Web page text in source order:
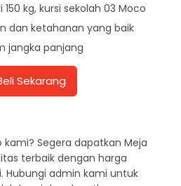
kg, kursi sekolah 03 Moco
dan ketahanan yang baik
jangka panjang
Sekarang
Segera dapatkan Meja
terbaik dengan harga
Hubungi admin kami untuk